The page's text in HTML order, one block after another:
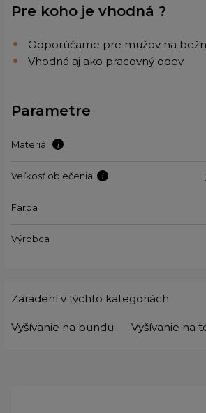
Pre koho je vhodná ?
Odporúčame pre mužov na
Vhodná aj ako pracovný odev
Parametre
Materiál
Veľkosť oblečenia
Farba
Výrobca
Zaradení v týchto kategoriách
Vyšívanie na bundu Vyšívanie na